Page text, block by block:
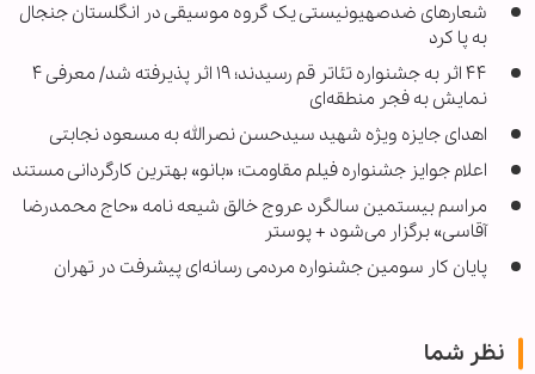
شعارهای ضدصهیونیستی یک گروه موسیقی در انگلستان جنجال
به پا کرد
۴۴ اثر به جشنواره تئاتر قم رسیدند؛ ۱۹ اثر پذیرفته شد/ معرفی ۴
نمایش به فجر منطقه‌ای
اهدای جایزه ویژه شهید سیدحسن نصرالله به مسعود نجابتی
اعلام جوایز جشنواره فیلم مقاومت؛ «بانو» بهترین کارگردانی مستند
مراسم بیستمین سالگرد عروج خالق شیعه نامه «حاج محمدرضا
آقاسی» برگزار می‌شود + پوستر
پایان کار سومین جشنواره مردمی رسانه‌ای پیشرفت در تهران
نظر شما